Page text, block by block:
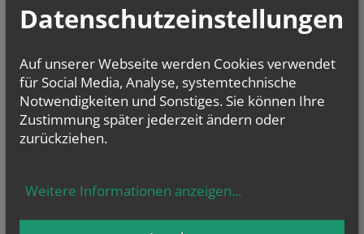
Schloßgasse 9
2490 Ebenfurth
Pfarrer
Lic. Florin Farcas
E-Mail
Hier entsteht die neue Website des Pfarrverbands An der
Datenschutzeinstellungen
Auf unserer Webseite werden Cookies verwendet
für Social Media, Analyse, systemtechnische
Notwendigkeiten und Sonstiges. Sie können Ihre
Zustimmung später jederzeit ändern oder
zurückziehen.
Weitere Informationen anzeigen...